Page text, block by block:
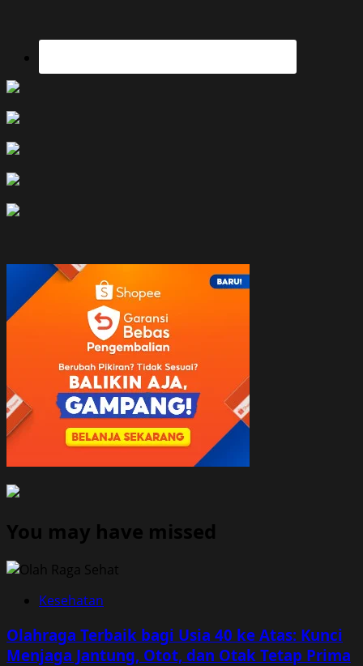
You may have missed
Kesehatan
Olahraga Terbaik bagi Usia 40 ke Atas: Kunci
Menjaga Jantung, Otot, dan Otak Tetap Prima